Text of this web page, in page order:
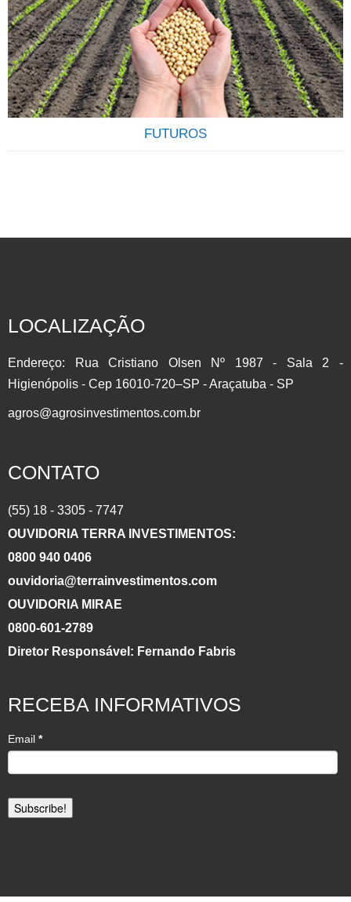
em mente que seus objetivos podem sofrer alterações, e
que constância, disciplina e compromisso são os elementos
mais importantes para o sucesso de seu investimento. Veja
como é fácil e rápido abrir uma conta na Terra
Investimentos,…
um determinado Ativo em uma Data Futura. Muito utilizado
para se proteger contra as oscilações de preço (HEDGE)
FUTUROS
LOCALIZAÇÃO
Endereço: Rua Cristiano Olsen Nº 1987 - Sala 2 -
Higienópolis - Cep 16010-720–SP - Araçatuba - SP
agros@agrosinvestimentos.com.br
CONTATO
(55) 18 - 3305 - 7747
OUVIDORIA TERRA INVESTIMENTOS:
0800 940 0406
ouvidoria@terrainvestimentos.com
OUVIDORIA MIRAE
0800-601-2789
Diretor Responsável: Fernando Fabris
RECEBA INFORMATIVOS
Email *